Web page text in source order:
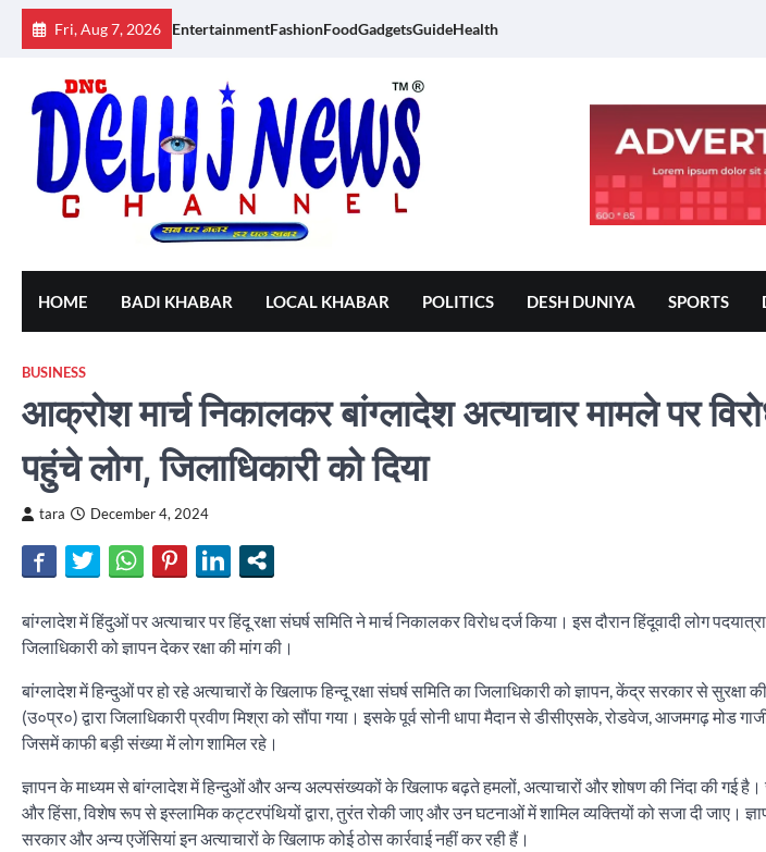
Skip
Fri, Aug 7, 2026 EntertainmentFashionFoodGadgetsGuideHealth
HOME BADI KHABAR LOCAL KHABAR POLITICS DESH DUNIYA SPORTS
BUSINESS
आक्रोश मार्च निकालकर बांग्लादेश अत्याचार मामले पर
पहुंचे लोग, जिलाधिकारी को दिया
tara December 4, 2024
बांग्लादेश में हिंदुओं पर अत्याचार पर हिंदू रक्षा संघर्ष समिति ने मार्च निकालकर विरोध दर्ज किया। इस दौरान हिंदूवादी लोग
जिलाधिकारी को ज्ञापन देकर रक्षा की मांग की।
बांग्लादेश में हिन्दुओं पर हो रहे अत्याचारों के खिलाफ हिन्दू रक्षा संघर्ष समिति का जिलाधिकारी को ज्ञापन, केंद्र सरकार से सुरक्षा
(उ०प्र०) द्वारा जिलाधिकारी प्रवीण मिश्रा को सौंपा गया। इसके पूर्व सोनी धापा मैदान से डीसीएसके, रोडवेज, आजमगढ़ मोड
जिसमें काफी बड़ी संख्या में लोग शामिल रहे।
ज्ञापन के माध्यम से बांग्लादेश में हिन्दुओं और अन्य अल्पसंख्यकों के खिलाफ बढ़ते हमलों, अत्याचारों और शोषण की निंदा की गई है।
और हिंसा, विशेष रूप से इस्लामिक कट्टरपंथियों द्वारा, तुरंत रोकी जाए और उन घटनाओं में शामिल व्यक्तियों को सजा दी जाए।
सरकार और अन्य एजेंसियां इन अत्याचारों के खिलाफ कोई ठोस कार्रवाई नहीं कर रही हैं।